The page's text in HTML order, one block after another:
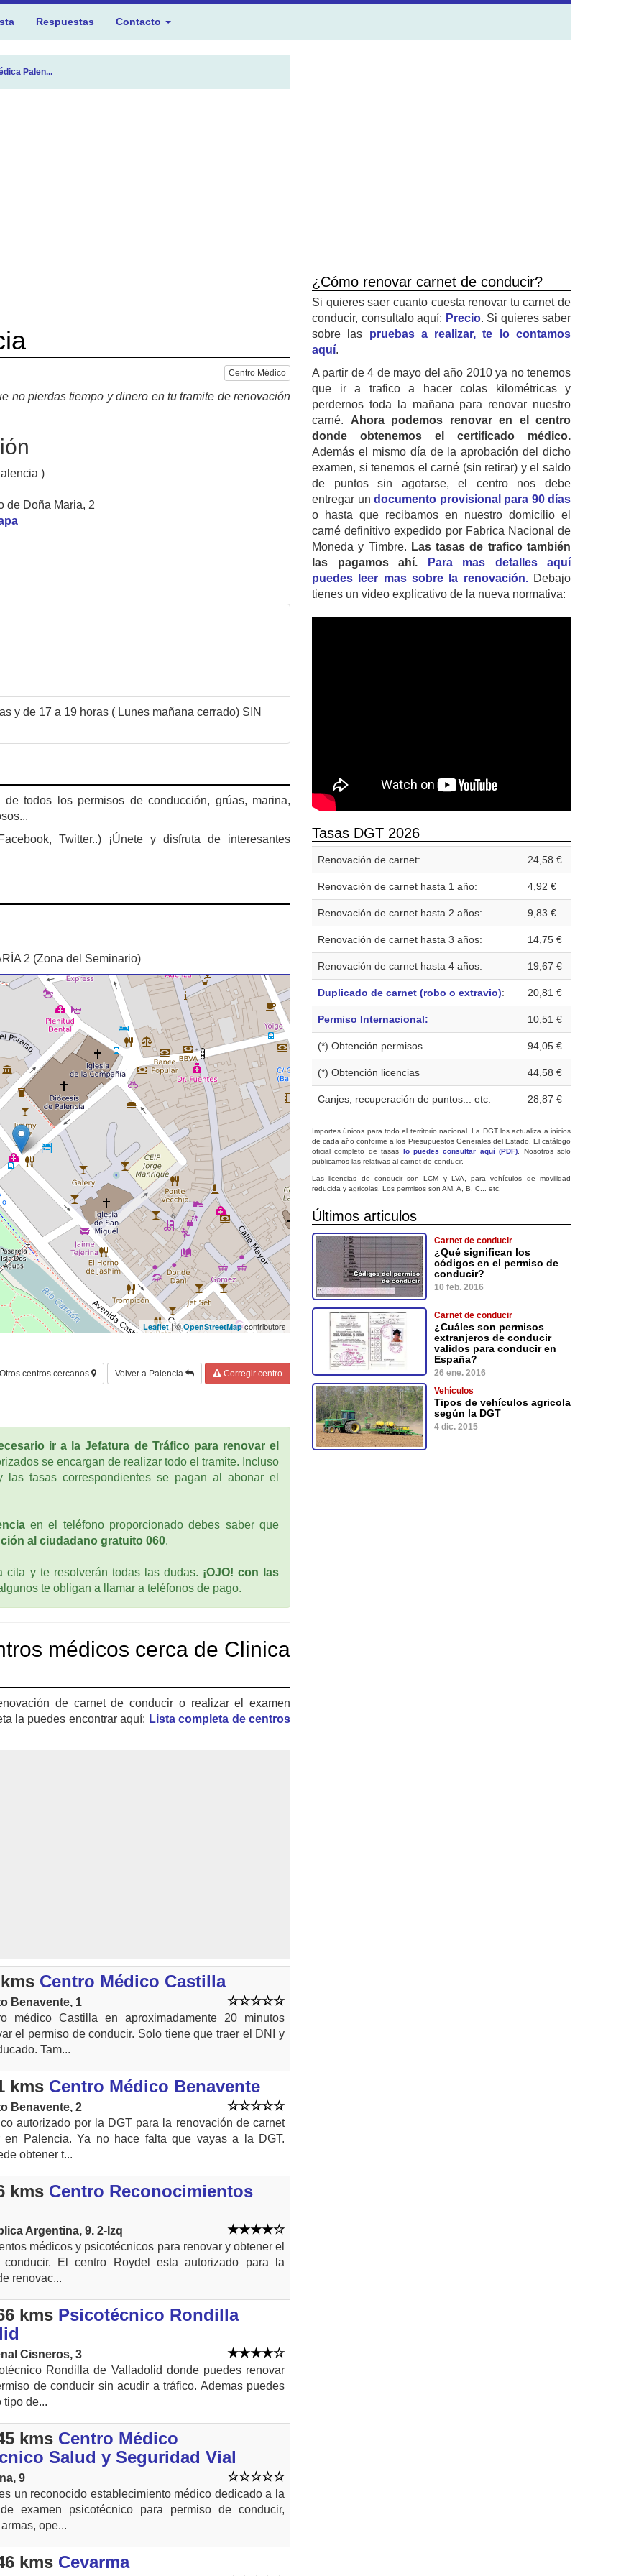
Respuestas Contacto
Palen...
Centro Médico
no pierdas tiempo y dinero en tu tramite de renovación
)
de Doña Maria, 2
y de 17 a 19 horas ( Lunes mañana cerrado) SIN
todos los permisos de conducción, grúas, marina,
Twitter..) ¡Únete y disfruta de interesantes
2 (Zona del Seminario)
Leaflet| ©OpenStreetMapcontributors
Otros centros cercanos Volver a Palencia Corregir centro
ir a la Jefatura de Tráfico para renovar el
se encargan de realizar todo el tramite. Incluso
tasas correspondientes se pagan al abonar el
en el teléfono proporcionado debes saber que
al ciudadano gratuito 060.
cita y te resolverán todas las dudas. ¡OJO! con las
te obligan a llamar a teléfonos de pago.
médicos cerca de Clinica
de carnet de conducir o realizar el examen
la puedes encontrar aquí: Lista completa de centros
Centro Médico Castilla
Benavente, 1
médico Castilla en aproximadamente 20 minutos
el permiso de conducir. Solo tiene que traer el DNI y
Tam...
kms Centro Médico Benavente
Benavente, 2
autorizado por la DGT para la renovación de carnet
en Palencia. Ya no hace falta que vayas a la DGT.
obtener t...
kms Centro Reconocimientos
Argentina, 9. 2-Izq
médicos y psicotécnicos para renovar y obtener el
conducir. El centro Roydel esta autorizado para la
renovac...
kms Psicotécnico Rondilla
Cisneros, 3
Rondilla de Valladolid donde puedes renovar
de conducir sin acudir a tráfico. Ademas puedes
tipo de...
kms Centro Médico
Salud y Seguridad Vial
9
un reconocido establecimiento médico dedicado a la
examen psicotécnico para permiso de conducir,
ope...
kms Cevarma
¿Cómo renovar carnet de conducir?
Si quieres saer cuanto cuesta renovar tu carnet de
conducir, consultalo aquí: Precio. Si quieres saber
sobre las pruebas a realizar, te lo contamos
aquí.
A partir de 4 de mayo del año 2010 ya no tenemos
que ir a trafico a hacer colas kilométricas y
perdernos toda la mañana para renovar nuestro
carné. Ahora podemos renovar en el centro
donde obtenemos el certificado médico.
Además el mismo día de la aprobación del dicho
examen, si tenemos el carné (sin retirar) y el saldo
de puntos sin agotarse, el centro nos debe
entregar un documento provisional para 90 días
o hasta que recibamos en nuestro domicilio el
carné definitivo expedido por Fabrica Nacional de
Moneda y Timbre. Las tasas de trafico también
las pagamos ahí.
Para mas detalles aquí
puedes leer mas sobre la renovación.Debajo
tienes un video explicativo de la nueva normativa:
Tasas DGT 2026
Renovación de carnet: 24,58 €
Renovación de carnet hasta 1 año: 4,92 €
Renovación de carnet hasta 2 años: 9,83 €
Renovación de carnet hasta 3 años: 14,75 €
Renovación de carnet hasta 4 años: 19,67 €
Duplicado de carnet (robo o extravio): 20,81 €
Permiso Internacional: 10,51 €
(*) Obtención permisos 94,05 €
(*) Obtención licencias 44,58 €
Canjes, recuperación de puntos... etc. 28,87 €
Importes únicos para todo el territorio nacional. La DGT los actualiza a inicios
de cada año conforme a los Presupuestos Generales del Estado. El catálogo
oficial completo de tasas lo puedes consultar aquí (PDF) . Nosotros solo
publicamos las relativas al carnet de conducir.
Las licencias de conducir son LCM y LVA, para vehículos de movilidad
reducida y agricolas. Los permisos son AM, A, B, C... etc.
Últimos articulos
Carnet de conducir
¿Qué significan los
códigos en el permiso de
conducir?
10 feb. 2016
Carnet de conducir
¿Cuáles son permisos
extranjeros de conducir
validos para conducir en
España?
26 ene. 2016
Vehículos
Tipos de vehículos agricola
según la DGT
4 dic. 2015